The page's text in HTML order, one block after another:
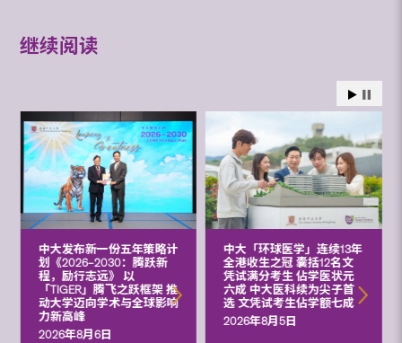
继续阅读
中大发布新一份五年策略计
划《2026‒2030：腾跃新
程，励行志远》 以
「TIGER」腾飞之跃框架 推
动大学迈向学术与全球影响
力新高峰
2026年8月6日
中大「环球医学」连续13年
全港收生之冠 囊括12名文
凭试满分考生 佔学医状元
六成 中大医科续为尖子首
选 文凭试考生佔学额七成
2026年8月5日